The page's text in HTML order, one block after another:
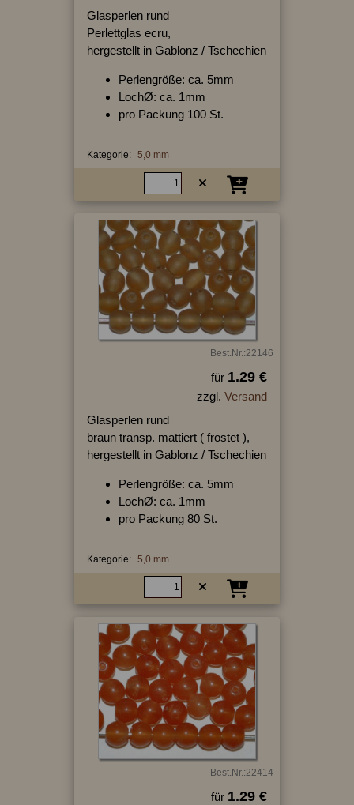
Glasperlen rund
Perlettglas ecru,
hergestellt in Gablonz / Tschechien
Perlengröße: ca. 5mm
LochØ: ca. 1mm
pro Packung 100 St.
Kategorie: 5,0 mm
Best.Nr.:22146
für 1.29 €
zzgl. Versand
Glasperlen rund
braun transp. mattiert ( frostet ),
hergestellt in Gablonz / Tschechien
Perlengröße: ca. 5mm
LochØ: ca. 1mm
pro Packung 80 St.
Kategorie: 5,0 mm
Best.Nr.:22414
für 1.29 €